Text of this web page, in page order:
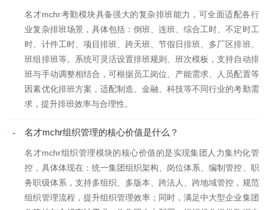
名才mchr考勤模块具备强大的复杂排班能力，可全面适配各行
业复杂排班场景，具体包括：倒班、连班、综合工时、不定时工
时、计件工时、项目排班、跨天班、节假日排班、多厂区排班、
班组排班等。系统可灵活设置排班规则、班次模板，支持自动排
班与手动调整相结合，可根据员工岗位、产能需求、人员配置等
因素优化排班方案，适配制造、金融、科技等不同行业的考勤需
求，提升排班效率与合理性。
- 名才mchr组织管理的核心价值是什么？
名才mchr组织管理模块的核心价值的是实现集团人力集约化管
控，具体体现在：统一集团组织架构、岗位体系、编制管控、职
务职级体系，支持多组织、多版本、跨法人、跨地域管控，规范
组织管理流程，提升组织管理效率；同时，满足中大型企业集团